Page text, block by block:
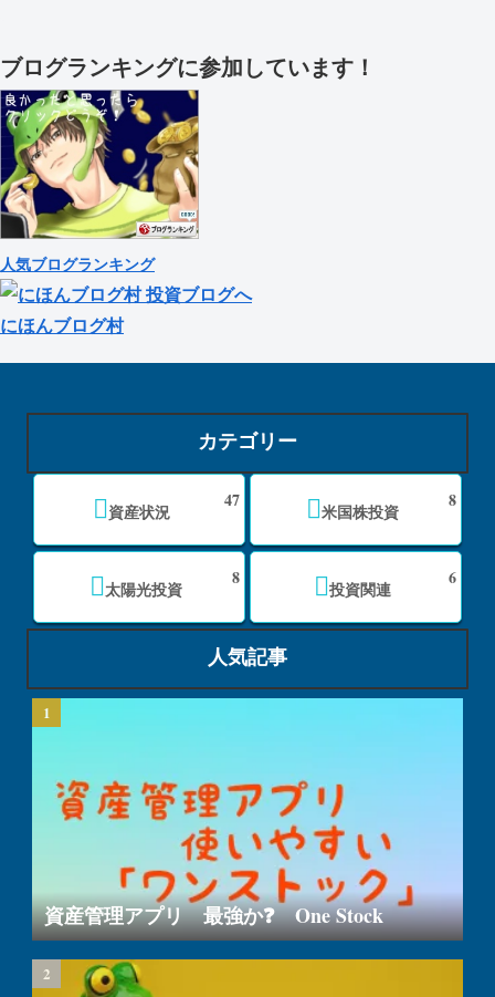
ブログランキングに参加しています！
人気ブログランキング
にほんブログ村
カテゴリー
資産状況
47
米国株投資
8
太陽光投資
8
投資関連
6
人気記事
資産管理アプリ 最強か❓ One Stock